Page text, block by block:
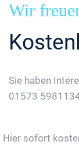
Wir
Sie haben
01573
Hier sofort